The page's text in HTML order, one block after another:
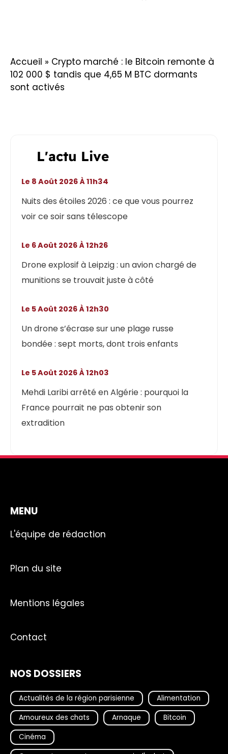
Accueil » Crypto marché : le Bitcoin remonte à
102 000 $ tandis que 4,65 M BTC dormants
sont activés
L'actu Live
Nuits des étoiles 2026 : ce que vous pourrez
voir ce soir sans télescope
Le 8 Août 2026 À 11h34
Drone explosif à Leipzig : un avion chargé de
munitions se trouvait juste à côté
Le 6 Août 2026 À 12h26
Un drone s’écrase sur une plage russe
bondée : sept morts, dont trois enfants
Le 5 Août 2026 À 12h30
Mehdi Laribi arrêté en Algérie : pourquoi la
France pourrait ne pas obtenir son
extradition
Le 5 Août 2026 À 12h03
MENU
L'équipe de rédaction
Plan du site
Mentions légales
Contact
NOS DOSSIERS
Actualités de la région parisienne
Alimentation
Amoureux des chats
Arnaque
Bitcoin
Cinéma